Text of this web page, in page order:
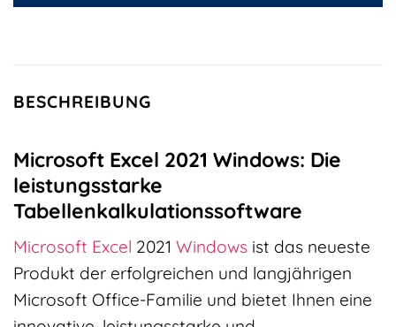
BESCHREIBUNG
Microsoft Excel 2021 Windows: Die
leistungsstarke
Tabellenkalkulationssoftware
Microsoft Excel 2021 Windows ist das neueste
Produkt der erfolgreichen und langjährigen
Microsoft Office-Familie und bietet Ihnen eine